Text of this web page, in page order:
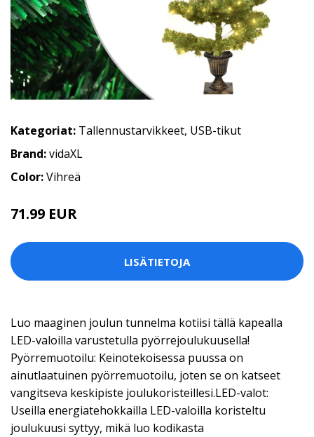
Kategoriat: Tallennustarvikkeet, USB-tikut
Brand:vidaXL
Color:Vihreä
71.99 EUR
LISÄTIETOJA
Luo maaginen joulun tunnelma kotiisi tällä kapealla
LED-valoilla varustetulla pyörrejoulukuusella!
Pyörremuotoilu: Keinotekoisessa puussa on
ainutlaatuinen pyörremuotoilu, joten se on katseet
vangitseva keskipiste joulukoristeillesi.LED-valot:
Useilla energiatehokkailla LED-valoilla koristeltu
joulukuusi syttyy, mikä luo kodikasta